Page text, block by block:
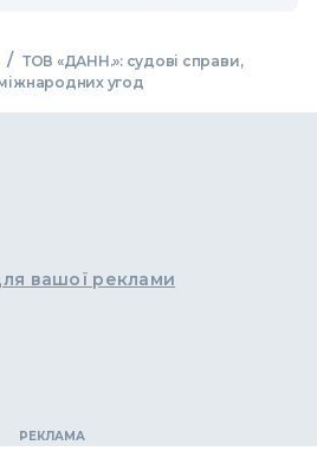
/ ТОВ «ДАНН.»: судові справи,
угод
вашої реклами